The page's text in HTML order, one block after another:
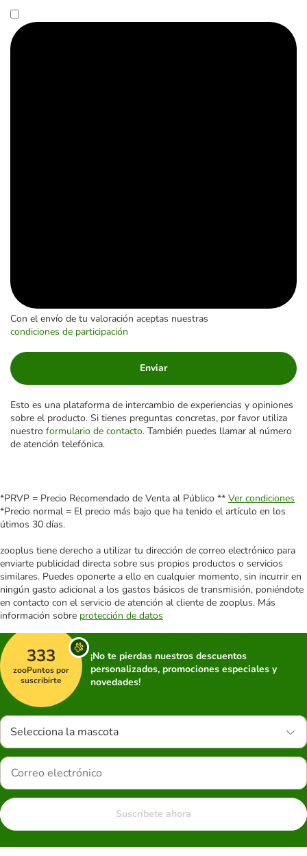
Con el envío de tu valoración aceptas nuestras
condiciones de participación
Enviar
Esto es una plataforma de intercambio de experiencias y opiniones
sobre el producto. Si tienes preguntas concretas, por favor utiliza
nuestro formulario de contacto. También puedes llamar al número
de atención telefónica.
*PRVP = Precio Recomendado de Venta al Público ** Ver condiciones
*Precio normal = El precio más bajo que ha tenido el artículo en los
útimos 30 días.
zooplus tiene derecho a utilizar tu dirección de correo electrónico para
enviarte publicidad directa sobre sus propios productos o servicios
similares. Puedes oponerte a ello en cualquier momento, sin incurrir en
ningún gasto adicional a los gastos básicos de transmisión, poniéndote
en contacto con el servicio de atención al cliente de zooplus. Más
información sobre protección de datos
333
zooPuntos por
suscribirte
¡No te pierdas nuestros descuentos
personalizados, promociones especiales y
novedades!
Selecciona la mascota
Suscríbete ahora